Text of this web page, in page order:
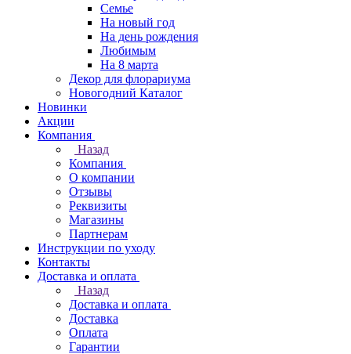
Семье
На новый год
На день рождения
Любимым
На 8 марта
Декор для флорариума
Новогодний Каталог
Новинки
Акции
Компания
Назад
Компания
О компании
Отзывы
Реквизиты
Магазины
Партнерам
Инструкции по уходу
Контакты
Доставка и оплата
Назад
Доставка и оплата
Доставка
Оплата
Гарантии